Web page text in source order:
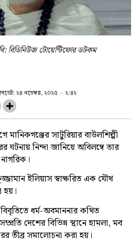
বিডিনিউজ টোয়েন্টিফোর ডটকম
২৪ নভেম্বর, ২০২৫ ২:৪২
সাটুরিয়ার বাউলশিল্পী
ঘটনায় নিন্দা জানিয়ে অবিলম্বে তার
ইলিয়াস স্বাক্ষরিত এক যৌথ
হয়।
ধর্ম-অবমাননার কথিত
দেশের বিভিন্ন স্থানে হামলা, মব
তীব্র সমালোচনা করা হয়।